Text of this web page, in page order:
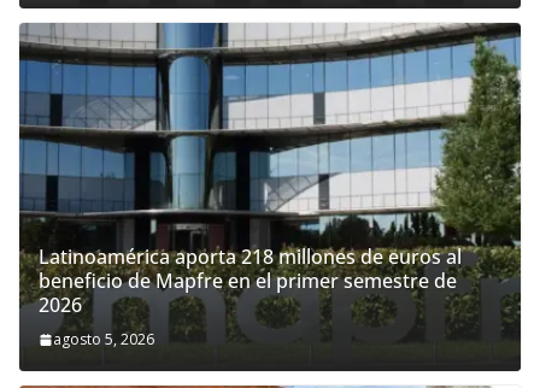
Latinoamérica aporta 218 millones de euros al
beneficio de Mapfre en el primer semestre de
2026
agosto 5, 2026